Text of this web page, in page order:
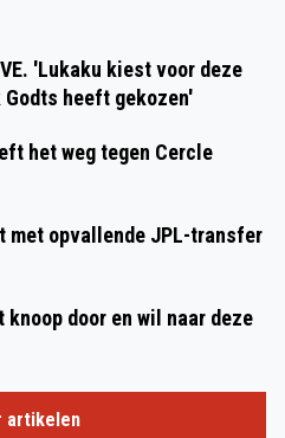
'Lukaku kiest voor deze
heeft gekozen'
het weg tegen Cercle
met opvallende JPL-transfer
knoop door en wil naar deze
artikelen